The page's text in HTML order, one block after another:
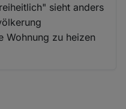
sieht anders
Wohnung zu heizen